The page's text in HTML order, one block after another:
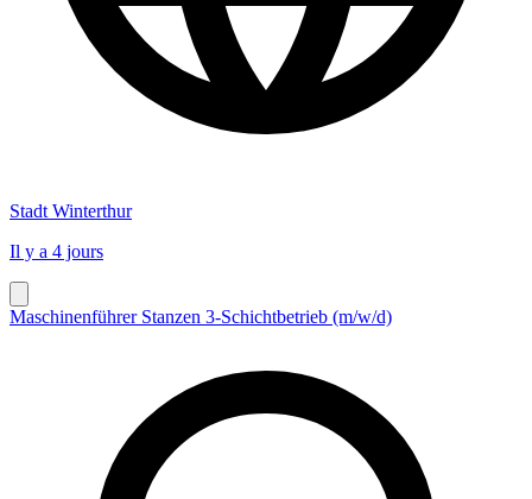
Stadt Winterthur
Il y a 4 jours
Maschinenführer Stanzen 3-Schichtbetrieb (m/w/d)